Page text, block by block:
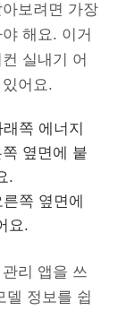
보려면 가장
해요. 이거
실내기 어
어요.
쪽 에너지
옆면에 붙
.
쪽 옆면에
요.
관리 앱을 쓰
델 정보를 쉽